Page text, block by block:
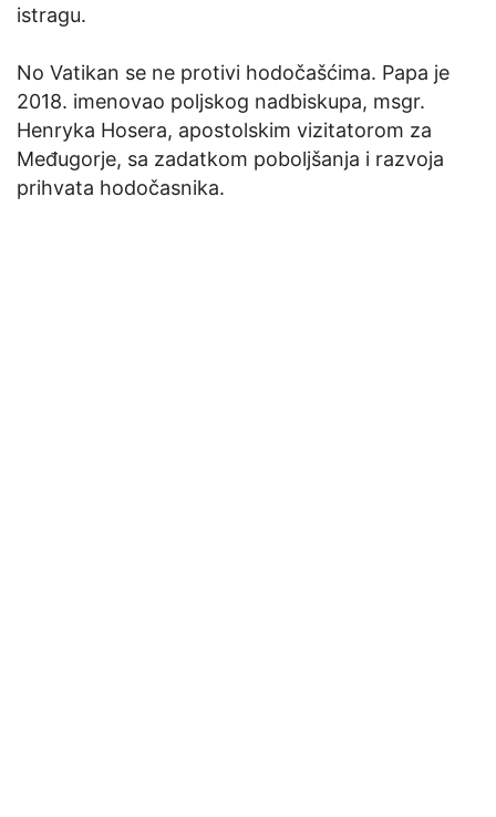
istragu.
No Vatikan se ne protivi hodočašćima. Papa je
2018. imenovao poljskog nadbiskupa, msgr.
Henryka Hosera, apostolskim vizitatorom za
Međugorje, sa zadatkom poboljšanja i razvoja
prihvata hodočasnika.